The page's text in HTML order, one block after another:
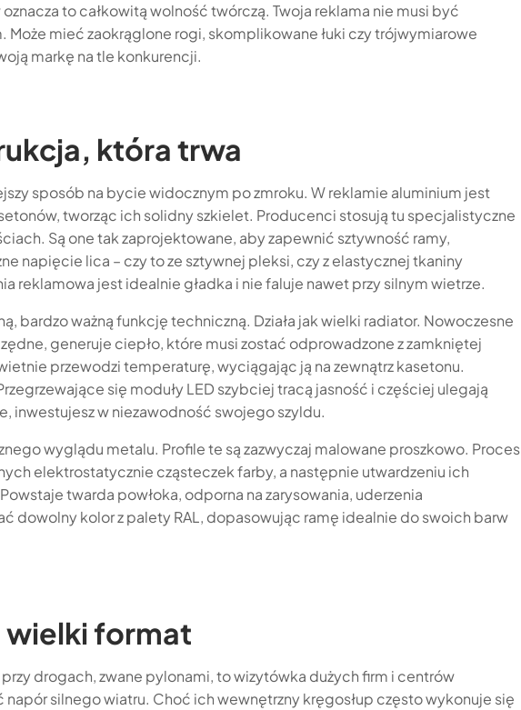
to całkowitą wolność twórczą. Twoja reklama nie musi być
mieć zaokrąglone rogi, skomplikowane łuki czy trójwymiarowe
markę na tle konkurencji.
która trwa
sposób na bycie widocznym po zmroku. W reklamie aluminium jest
tworząc ich solidny szkielet. Producenci stosują tu specjalistyczne
Są one tak zaprojektowane, aby zapewnić sztywność ramy,
napięcie lica – czy to ze sztywnej pleksi, czy z elastycznej tkaniny
reklamowa jest idealnie gładka i nie faluje nawet przy silnym wietrze.
bardzo ważną funkcję techniczną. Działa jak wielki radiator. Nowoczesne
generuje ciepło, które musi zostać odprowadzone z zamkniętej
przewodzi temperaturę, wyciągając ją na zewnątrz kasetonu.
się moduły LED szybciej tracą jasność i częściej ulegają
inwestujesz w niezawodność swojego szyldu.
wyglądu metalu. Profile te są zazwyczaj malowane proszkowo. Proces
elektrostatycznie cząsteczek farby, a następnie utwardzeniu ich
twarda powłoka, odporna na zarysowania, uderzenia
dowolny kolor z palety RAL, dopasowując ramę idealnie do swoich barw
wielki format
drogach, zwane pylonami, to wizytówka dużych firm i centrów
silnego wiatru. Choć ich wewnętrzny kręgosłup często wykonuje się